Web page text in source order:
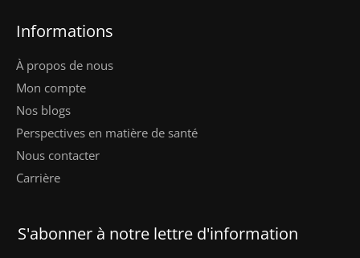
Informations
À propos de nous
Mon compte
Nos blogs
Perspectives en matière de santé
Nous contacter
Carrière
S'abonner à notre lettre d'information